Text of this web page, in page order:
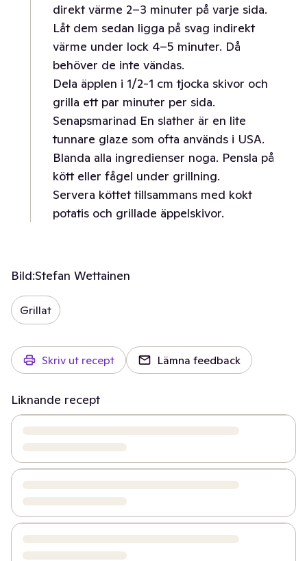
direkt värme 2–3 minuter på varje sida.
Låt dem sedan ligga på svag indirekt
värme under lock 4–5 minuter. Då
behöver de inte vändas.
Dela äpplen i 1/2-1 cm tjocka skivor och
grilla ett par minuter per sida.
Senapsmarinad En slather är en lite
tunnare glaze som ofta används i USA.
Blanda alla ingredienser noga. Pensla på
kött eller fågel under grillning.
Servera köttet tillsammans med kokt
potatis och grillade äppelskivor.
Bild:Stefan Wettainen
Grillat
Skriv ut recept Lämna feedback
Liknande recept